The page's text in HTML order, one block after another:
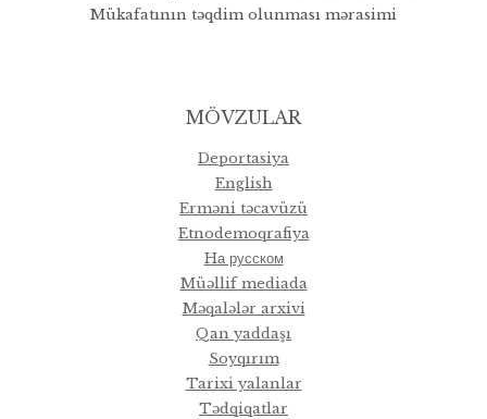
Mükafatının təqdim olunması mərasimi
MÖVZULAR
Deportasiya
English
Erməni təcavüzü
Etnodemoqrafiya
Hа русском
Müəllif mediada
Məqalələr arxivi
Qan yaddaşı
Soyqırım
Tarixi yalanlar
Tədqiqatlar